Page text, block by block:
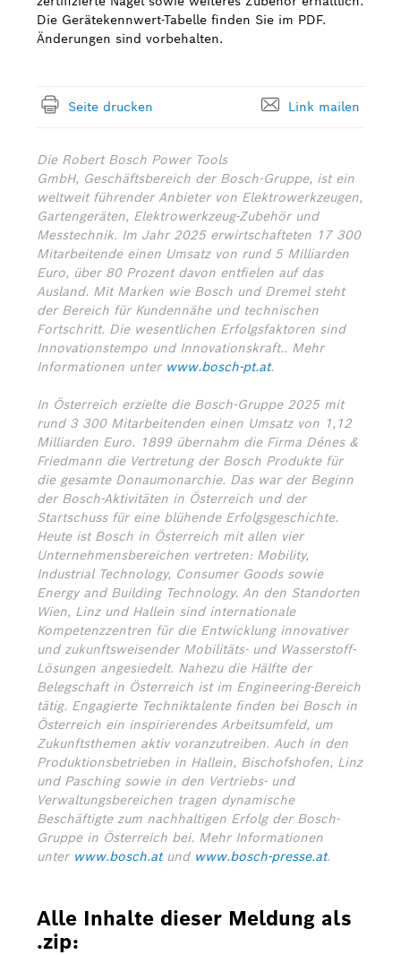
Die Gerätekennwert-Tabelle finden Sie im PDF.
Änderungen sind vorbehalten.
Seite drucken Link mailen
Die Robert Bosch Power Tools
GmbH, Geschäftsbereich der Bosch-Gruppe, ist ein
weltweit führender Anbieter von Elektrowerkzeugen,
Gartengeräten, Elektrowerkzeug-Zubehör und
Messtechnik. Im Jahr 2025 erwirtschafteten 17 300
Mitarbeitende einen Umsatz von rund 5 Milliarden
Euro, über 80 Prozent davon entfielen auf das
Ausland. Mit Marken wie Bosch und Dremel steht
der Bereich für Kundennähe und technischen
Fortschritt. Die wesentlichen Erfolgsfaktoren sind
Innovationstempo und Innovationskraft.. Mehr
Informationen unter www.bosch-pt.at.
In Österreich erzielte die Bosch-Gruppe 2025 mit
rund 3 300 Mitarbeitenden einen Umsatz von 1,12
Milliarden Euro. 1899 übernahm die Firma Dénes &
Friedmann die Vertretung der Bosch Produkte für
die gesamte Donaumonarchie. Das war der Beginn
der Bosch-Aktivitäten in Österreich und der
Startschuss für eine blühende Erfolgsgeschichte.
Heute ist Bosch in Österreich mit allen vier
Unternehmensbereichen vertreten: Mobility,
Industrial Technology, Consumer Goods sowie
Energy and Building Technology. An den Standorten
Wien, Linz und Hallein sind internationale
Kompetenzzentren für die Entwicklung innovativer
und zukunftsweisender Mobilitäts- und Wasserstoff-
Lösungen angesiedelt. Nahezu die Hälfte der
Belegschaft in Österreich ist im Engineering-Bereich
tätig. Engagierte Techniktalente finden bei Bosch in
Österreich ein inspirierendes Arbeitsumfeld, um
Zukunftsthemen aktiv voranzutreiben. Auch in den
Produktionsbetrieben in Hallein, Bischofshofen, Linz
und Pasching sowie in den Vertriebs- und
Verwaltungsbereichen tragen dynamische
Beschäftigte zum nachhaltigen Erfolg der Bosch-
Gruppe in Österreich bei. Mehr Informationen
unter www.bosch.atund www.bosch-presse.at.
Alle Inhalte dieser Meldung als
.zip: